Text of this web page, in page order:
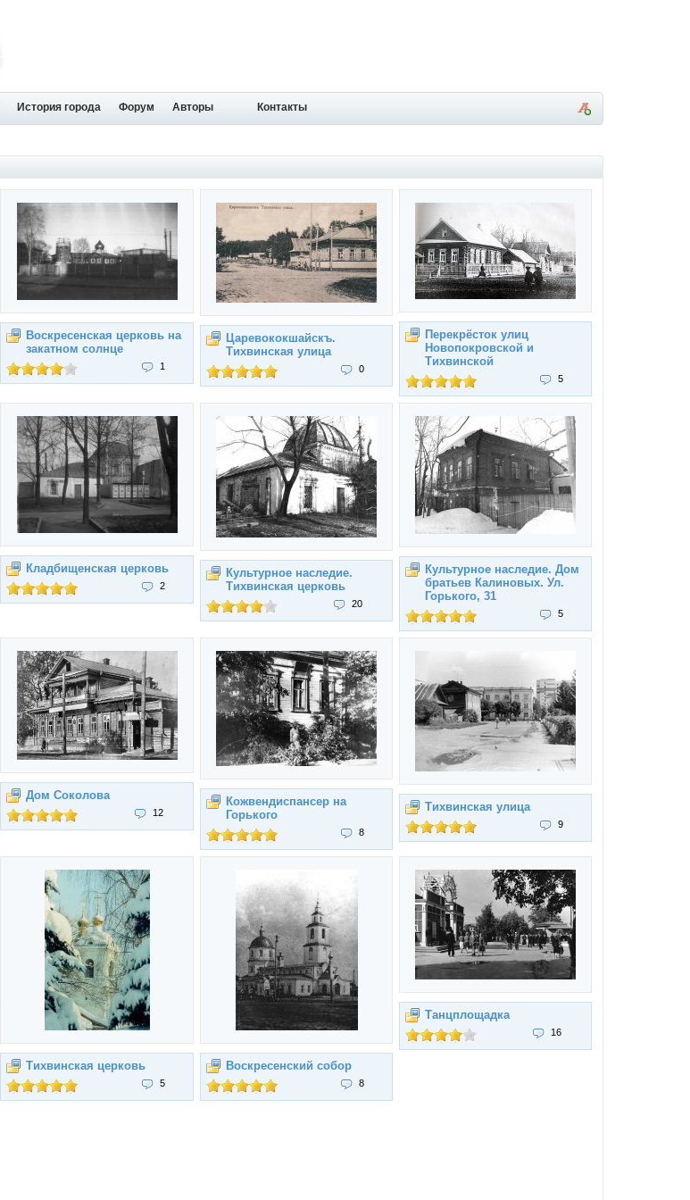
История города Форум Авторы Контакты
Воскресенская церковь на
закатном солнце
1
Царевококшайскъ.
Тихвинская улица
0
Перекрёсток улиц
Новопокровской и
Тихвинской
5
Кладбищенская церковь
2
Культурное наследие.
Тихвинская церковь
20
Культурное наследие. Дом
братьев Калиновых. Ул.
Горького, 31
5
Дом Соколова
12
Кожвендиспансер на
Горького
8
Тихвинская улица
9
Тихвинская церковь
5
Воскресенский собор
8
Танцплощадка
16